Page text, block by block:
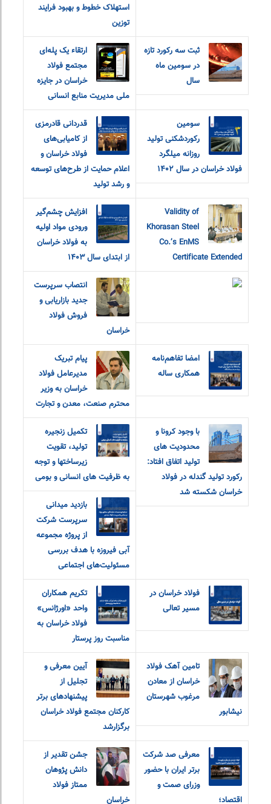
استهلاک خطوط و بهبود فرایند
توزین
ثبت سه رکورد تازه
در سومین ماه
سال
ارتقاء یک پله‌ای
مجتمع فولاد
خراسان در جایزه
ملی مدیریت منابع انسانی
سومین
رکوردشکنی تولید
روزانه میلگرد
فولاد خراسان در سال ۱۴۰۲
قدردانی قادرمزی
از کامیابی‌های
فولاد خراسان و
اعلام حمایت از طرح‌های توسعه
و رشد تولید
Validity of
Khorasan Steel
Co.’s EnMS
Certificate Extended
افزایش چشم‌گیر
ورودی مواد اولیه
به فولاد خراسان
از ابتدای سال ۱۴۰۳
انتصاب سرپرست
جدید بازاریابی و
فروش فولاد
خراسان
امضا تفاهم‌نامه
همکاری ساله
پیام تبریک
مدیرعامل فولاد
خراسان به وزیر
محترم صنعت، معدن و تجارت
با وجود کرونا و
محدودیت های
تولید اتفاق افتاد:
رکورد تولید گندله در فولاد
خراسان شکسته شد
تکمیل زنجیره
تولید، تقویت
زیرساختها و توجه
به ظرفیت های انسانی و بومی
بازدید میدانی
سرپرست شرکت
از پروژه مجموعه
آبی فیروزه با هدف بررسی
مسئولیت‌های اجتماعی
فولاد خراسان در
مسیر تعالی
تکریم همکاران
واحد «اورژانس»
فولاد خراسان به
مناسبت روز پرستار
تامین آهک فولاد
خراسان از معادن
مرغوب شهرستان
نیشابور
آیین معرفی و
تجلیل از
پیشنهادهای برتر
کارکنان مجتمع فولاد خراسان
برگزارشد
معرفی صد شرکت
برتر ایران با حضور
وزرای صمت و
اقتصاد؛
جشن تقدیر از
دانش پژوهان
ممتاز فولاد
خراسان